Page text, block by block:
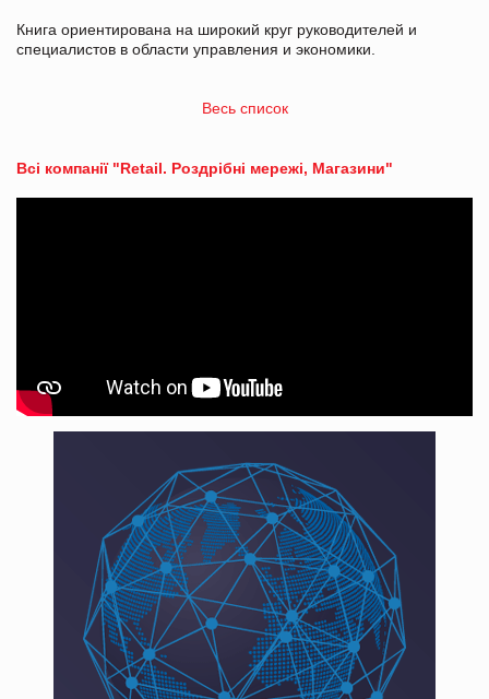
Книга ориентирована на широкий круг руководителей и
специалистов в области управления и экономики.
Весь список
Всі компанії "Retail. Роздрібні мережі, Магазини"